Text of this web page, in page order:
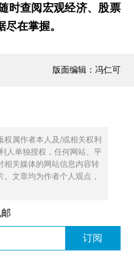
时查阅宏观经济、股票
在掌握。
版面编辑：冯仁可
权属作者本人及/或相关权利
人单独授权，任何网站、平
相关媒体的网站信息内容转
文章均为作者个人观点，
订阅